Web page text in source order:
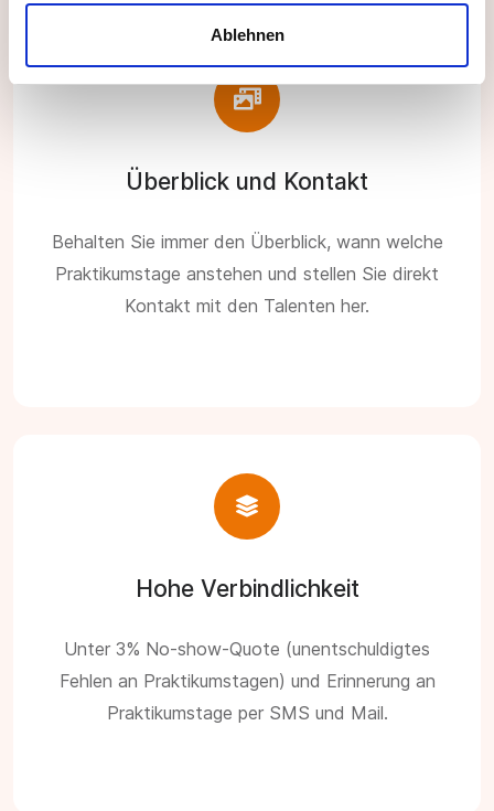
Ablehnen
Überblick und Kontakt
Behalten Sie immer den Überblick, wann welche
Praktikumstage anstehen und stellen Sie direkt
Kontakt mit den Talenten her.
Hohe Verbindlichkeit
Unter 3% No-show-Quote (unentschuldigtes
Fehlen an Praktikumstagen) und Erinnerung an
Praktikumstage per SMS und Mail.